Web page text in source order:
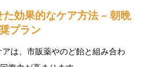
効果的なケア方法 – 朝晩
プラン
は、市販薬やのど飴と組み合わ